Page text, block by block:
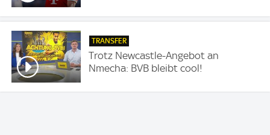
TRANSFER
Trotz Newcastle-Angebot an
Nmecha: BVB bleibt cool!